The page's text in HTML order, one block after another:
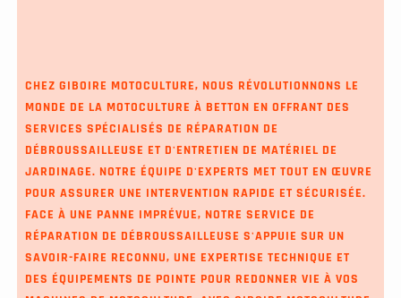
CHEZ GIBOIRE MOTOCULTURE, NOUS RÉVOLUTIONNONS LE
MONDE DE LA MOTOCULTURE À BETTON EN OFFRANT DES
SERVICES SPÉCIALISÉS DE RÉPARATION DE
DÉBROUSSAILLEUSE ET D'ENTRETIEN DE MATÉRIEL DE
JARDINAGE. NOTRE ÉQUIPE D'EXPERTS MET TOUT EN ŒUVRE
POUR ASSURER UNE INTERVENTION RAPIDE ET SÉCURISÉE.
FACE À UNE PANNE IMPRÉVUE, NOTRE SERVICE DE
RÉPARATION DE DÉBROUSSAILLEUSE S'APPUIE SUR UN
SAVOIR-FAIRE RECONNU, UNE EXPERTISE TECHNIQUE ET
DES ÉQUIPEMENTS DE POINTE POUR REDONNER VIE À VOS